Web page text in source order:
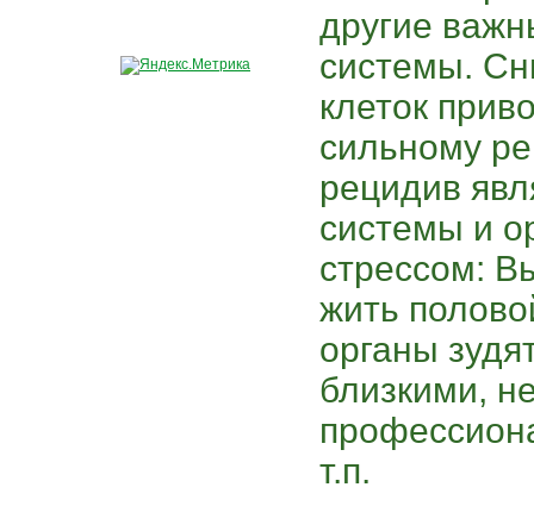
другие
системы.
клеток
сильному
рецидив
системы и
стрессом:
жить
органы
близкими,
т.п.